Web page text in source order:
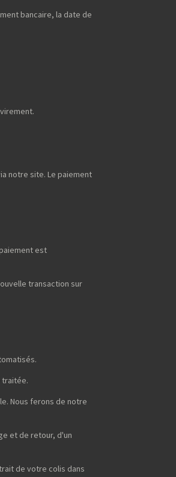
bancaire, la date de
notre site. Le paiement
est
transaction sur
traitée.
Nous ferons de notre
et de retour, d'un
de votre colis dans